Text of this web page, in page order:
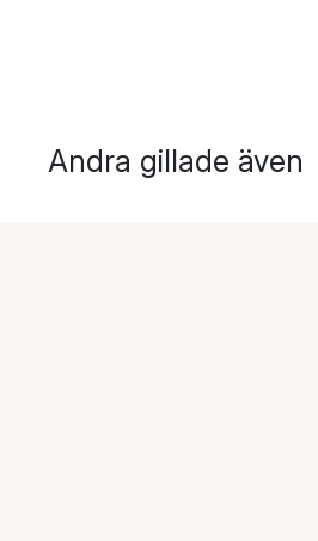
Andra gillade även